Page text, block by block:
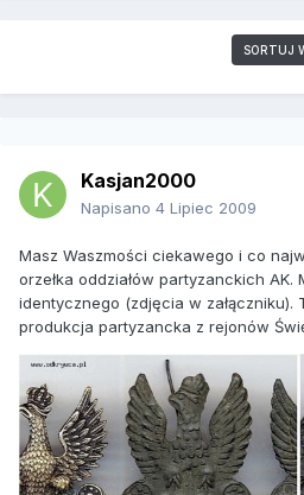
SORTUJ
Kasjan2000
Napisano 4 Lipiec 2009
Masz Waszmości ciekawego i co
orzełka oddziałów partyzanckich AK.
identycznego (zdjęcia w załączniku).
produkcja partyzancka z rejonów